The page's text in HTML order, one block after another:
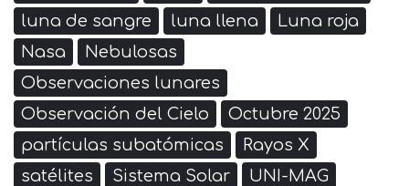
luna de sangre
luna llena
Luna roja
Nasa
Nebulosas
Observaciones lunares
Observación del Cielo
Octubre 2025
partículas subatómicas
Rayos X
satélites
Sistema Solar
UNI-MAG